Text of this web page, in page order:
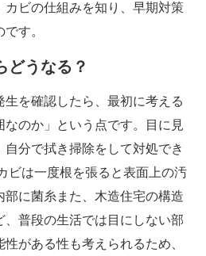
カビの仕組みを知り、早期対策
す。
どうなる？
生を確認したら、最初に考える
のか」という点です。目に見
自分で拭き掃除をして対処でき
ビは一度根を張ると表面上の汚
に菌糸また、木造住宅の構造
普段の生活では目にしない部
がある性も考えられるため、